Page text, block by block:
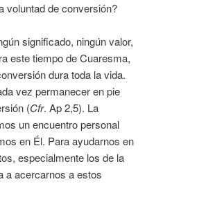
voluntad de conversión?
significado, ningún valor,
este tiempo de Cuaresma,
dura toda la vida.
vez permanecer en pie
(Cfr. Ap 2,5). La
un encuentro personal
en Él. Para ayudarnos en
especialmente los de la
a acercarnos a estos